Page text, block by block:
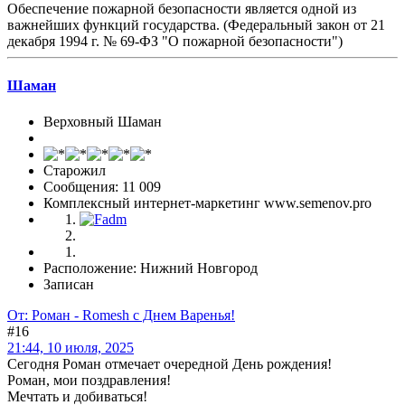
Обеспечение пожарной безопасности является одной из
важнейших функций государства. (Федеральный закон от 21
декабря 1994 г. № 69-ФЗ "О пожарной безопасности")
Шаман
Верховный Шаман
Старожил
Сообщения: 11 009
Комплексный интернет-маркетинг www.semenov.pro
Расположение: Нижний Новгород
Записан
От: Роман - Romesh с Днем Варенья!
#16
21:44, 10 июля, 2025
Сегодня Роман отмечает очередной День рождения!
Роман, мои поздравления!
Мечтать и добиваться!